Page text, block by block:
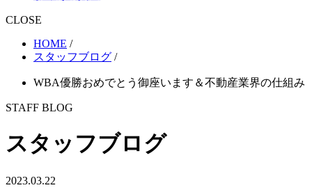
CLOSE
HOME /
スタッフブログ /
WBA優勝おめでとう御座います＆不動産業界の仕組み
STAFF BLOG
スタッフブログ
2023.03.22